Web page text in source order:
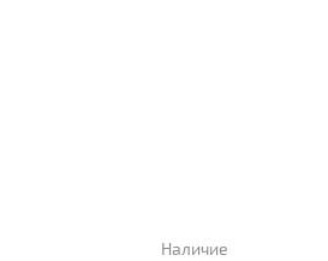
Наличие